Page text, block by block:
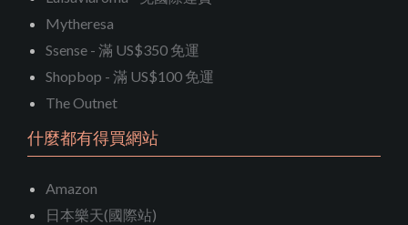
Mytheresa
Ssense - 滿 US$350 免運
Shopbop - 滿 US$100 免運
The Outnet
什麼都有得買網站
Amazon
日本樂天(國際站)